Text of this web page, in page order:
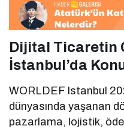
Dijital Ticaretin
İstanbul’da
WORLDEF Istanbul
dünyasında yaşanan
pazarlama, lojistik,